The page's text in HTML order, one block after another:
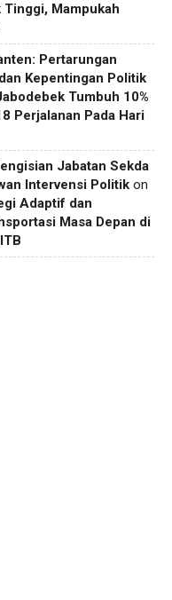
Mampukah
Pertarungan
Kepentingan Politik
Tumbuh 10%
Perjalanan Pada Hari
Jabatan Sekda
Intervensi Politik on
Adaptif dan
Masa Depan di